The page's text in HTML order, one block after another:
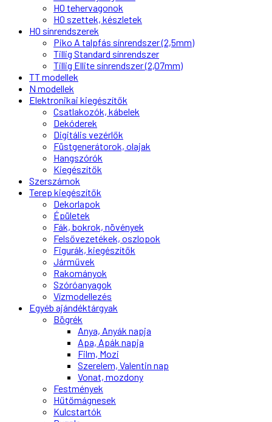
Vasúti környezet kiegészítők
Információk
ÁSZF
Adatvédelmi irányelvek
Bemutatkozás
Kapcsolat
info@vipmodell.hu
+36202011000
shop.vipmodell.hu
Közösségi média
Facebook
Instagram
Youtube
Online fizetési partnerünk
Copyright © 2024 shop.vipmodell.hu
© V.I.P. Modell - WebShop